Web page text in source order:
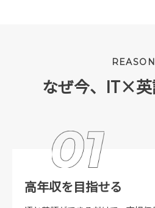
なぜ今、IT×英
高年収を目指せる